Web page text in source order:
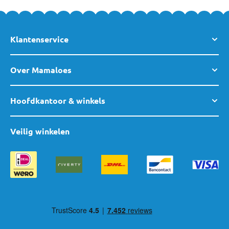
Klantenservice
Over Mamaloes
Hoofdkantoor & winkels
Veilig winkelen